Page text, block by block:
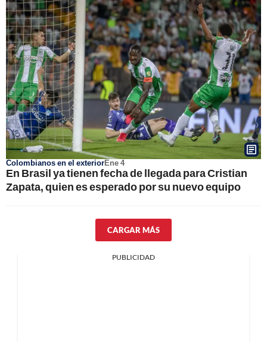
Colombianos en el exteriorEne 4
En Brasil ya tienen fecha de llegada para Cristian
Zapata, quien es esperado por su nuevo equipo
CARGAR MÁS
PUBLICIDAD